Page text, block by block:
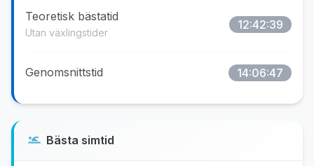
Teoretisk bästatid
Utan växlingstider
12:42:39
Genomsnittstid 14:06:47
Bästa simtid